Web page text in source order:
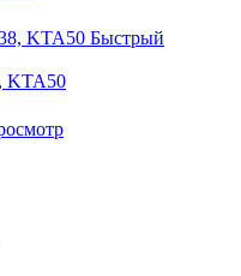
Быстрый
KTA50